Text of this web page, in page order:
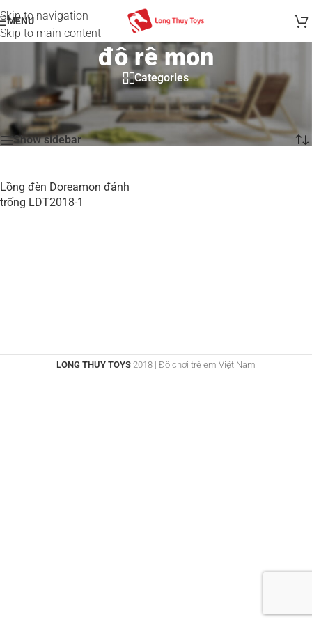
Skip to navigation
Skip to main content
MENU
đô rê mon
Categories
Trang chủ/Products tagged “đô rê mon”
Showing the single result
Show sidebar
Lồng đèn Doreamon đánh
trống LDT2018-1
LONG THUY TOYS 2018 | Đồ chơi trẻ em Việt Nam